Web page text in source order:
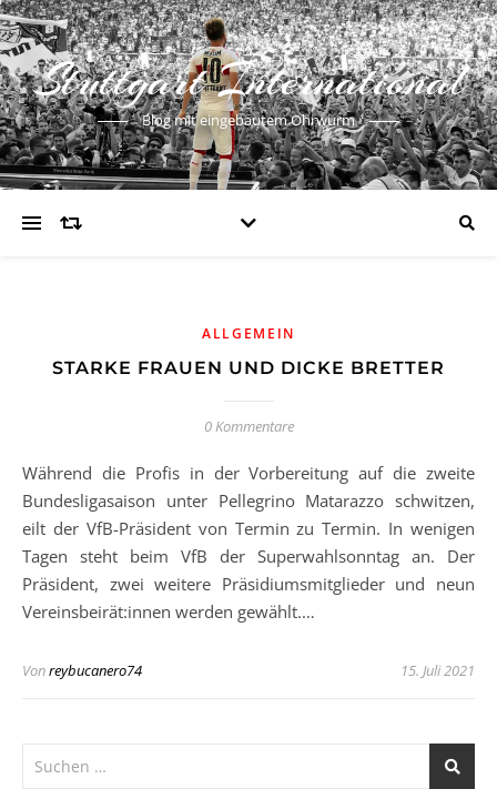
Stuttgart International
Blog mit eingebautem Ohrwurm
ALLGEMEIN
STARKE FRAUEN UND DICKE BRETTER
0 Kommentare
Während die Profis in der Vorbereitung auf die zweite
Bundesligasaison unter Pellegrino Matarazzo schwitzen,
eilt der VfB-Präsident von Termin zu Termin. In wenigen
Tagen steht beim VfB der Superwahlsonntag an. Der
Präsident, zwei weitere Präsidiumsmitglieder und neun
Vereinsbeirät:innen werden gewählt.…
Vonreybucanero74 15. Juli 2021